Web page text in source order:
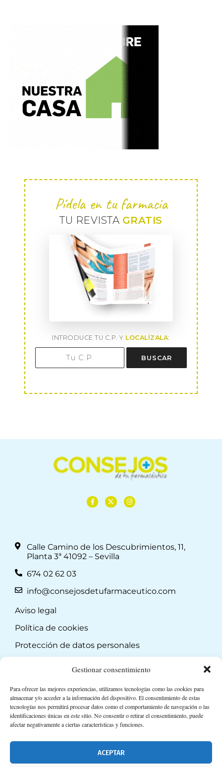
Gestionar consentimiento
Para ofrecer las mejores experiencias, utilizamos tecnologías como las cookies para
almacenar y/o acceder a la información del dispositivo. El consentimiento de estas
tecnologías nos permitirá procesar datos como el comportamiento de navegación o las
identificaciones únicas en este sitio. No consentir o retirar el consentimiento, puede
afectar negativamente a ciertas características y funciones.
ACEPTAR
Pídela en tu farmacia
TU REVISTA GRATIS
INTRODUCE TU C.P. Y LOCALÍZALA:
BUSCAR
Calle Camino de los Descubrimientos, 11,
Planta 3ª 41092 – Sevilla
674 02 62 03
info@consejosdetufarmaceutico.com
Aviso legal
Política de cookies
Protección de datos personales